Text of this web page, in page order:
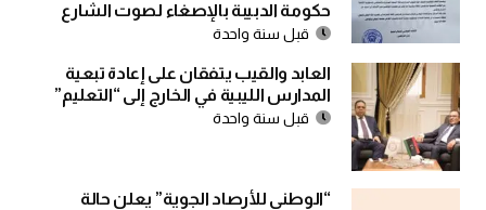
حكومة الدبيبة بالإصغاء لصوت الشارع
قبل سنة واحدة
العابد والقيب يتفقان على إعادة تبعية
المدارس الليبية في الخارج إلى “التعليم”
قبل سنة واحدة
“الوطني للأرصاد الجوية” يعلن حالة